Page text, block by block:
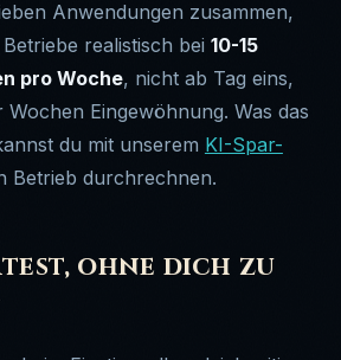
Anwendungen zusammen,
realistisch bei 10-15
pro Woche, nicht ab Tag eins,
Eingewöhnung. Was das
du mit unserem KI-Spar-
Betrieb durchrechnen.
ohne dich zu